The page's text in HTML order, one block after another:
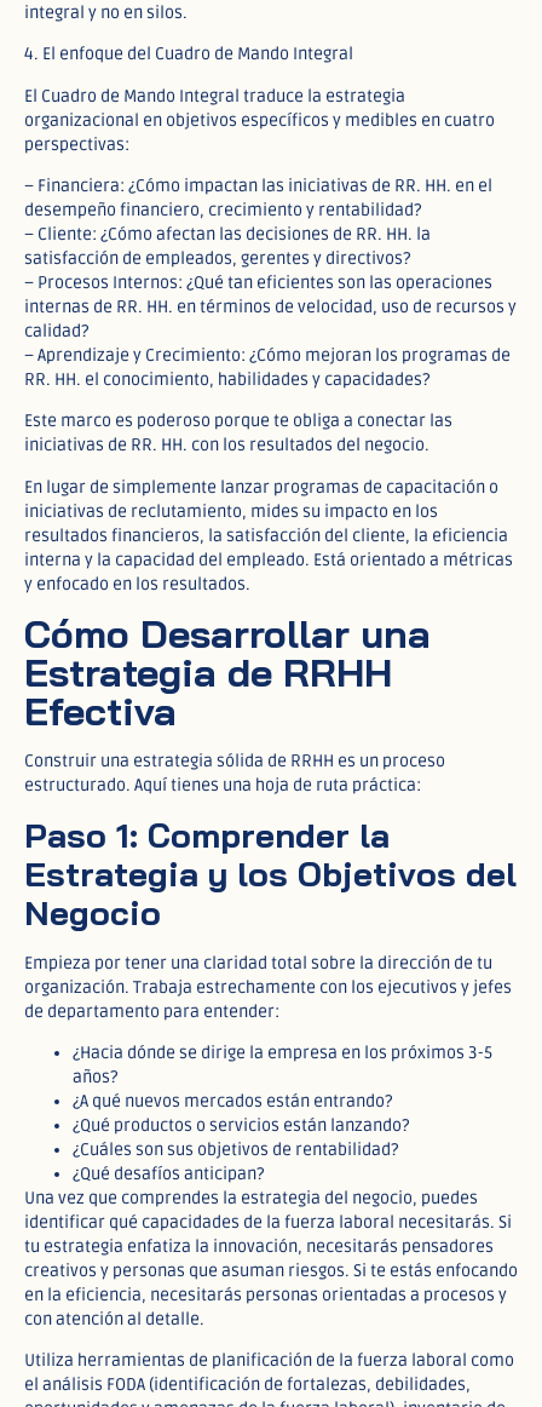
integral y no en silos.
4. El enfoque del Cuadro de Mando Integral
El Cuadro de Mando Integral traduce la estrategia
organizacional en objetivos específicos y medibles en cuatro
perspectivas:
– Financiera: ¿Cómo impactan las iniciativas de RR. HH. en el
desempeño financiero, crecimiento y rentabilidad?
– Cliente: ¿Cómo afectan las decisiones de RR. HH. la
satisfacción de empleados, gerentes y directivos?
– Procesos Internos: ¿Qué tan eficientes son las operaciones
internas de RR. HH. en términos de velocidad, uso de recursos y
calidad?
– Aprendizaje y Crecimiento: ¿Cómo mejoran los programas de
RR. HH. el conocimiento, habilidades y capacidades?
Este marco es poderoso porque te obliga a conectar las
iniciativas de RR. HH. con los resultados del negocio.
En lugar de simplemente lanzar programas de capacitación o
iniciativas de reclutamiento, mides su impacto en los
resultados financieros, la satisfacción del cliente, la eficiencia
interna y la capacidad del empleado. Está orientado a métricas
y enfocado en los resultados.
Cómo Desarrollar una
Estrategia de RRHH
Efectiva
Construir una estrategia sólida de RRHH es un proceso
estructurado. Aquí tienes una hoja de ruta práctica:
Paso 1: Comprender la
Estrategia y los Objetivos del
Negocio
Empieza por tener una claridad total sobre la dirección de tu
organización. Trabaja estrechamente con los ejecutivos y jefes
de departamento para entender:
¿Hacia dónde se dirige la empresa en los próximos 3-5
años?
¿A qué nuevos mercados están entrando?
¿Qué productos o servicios están lanzando?
¿Cuáles son sus objetivos de rentabilidad?
¿Qué desafíos anticipan?
Una vez que comprendes la estrategia del negocio, puedes
identificar qué capacidades de la fuerza laboral necesitarás. Si
tu estrategia enfatiza la innovación, necesitarás pensadores
creativos y personas que asuman riesgos. Si te estás enfocando
en la eficiencia, necesitarás personas orientadas a procesos y
con atención al detalle.
Utiliza herramientas de planificación de la fuerza laboral como
el análisis FODA (identificación de fortalezas, debilidades,